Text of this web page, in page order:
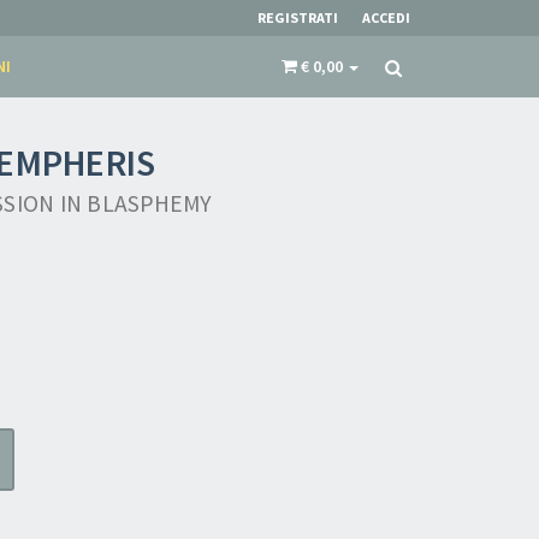
REGISTRATI ACCEDI
€ 0,00
IN BLASPHEMY